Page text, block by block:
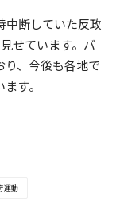
中断していた反政
せています。バ
り、今後も各地で
す。
運動